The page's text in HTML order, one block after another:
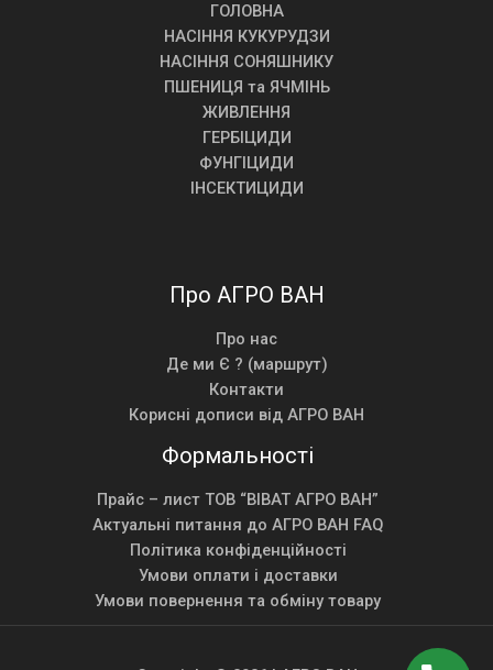
ГОЛОВНА
НАСІННЯ КУКУРУДЗИ
НАСІННЯ СОНЯШНИКУ
ПШЕНИЦЯ та ЯЧМІНЬ
ЖИВЛЕННЯ
ГЕРБІЦИДИ
ФУНГІЦИДИ
ІНСЕКТИЦИДИ
Про АГРО ВАН
Про нас
Де ми Є ? (маршрут)
Контакти
Корисні дописи від АГРО ВАН
Формальності
Прайс – лист ТОВ “ВІВАТ АГРО ВАН”
Актуальні питання до АГРО ВАН FAQ
Політика конфіденційності
Умови оплати і доставки
Умови повернення та обміну товару